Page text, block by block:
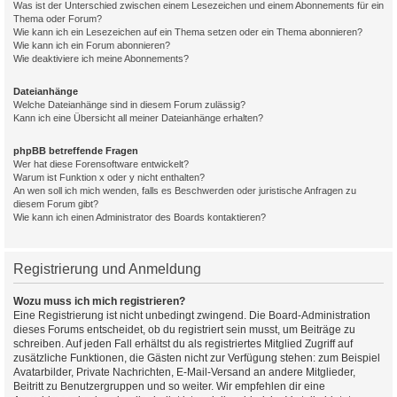
Was ist der Unterschied zwischen einem Lesezeichen und einem Abonnements für ein
Thema oder Forum?
Wie kann ich ein Lesezeichen auf ein Thema setzen oder ein Thema abonnieren?
Wie kann ich ein Forum abonnieren?
Wie deaktiviere ich meine Abonnements?
Dateianhänge
Welche Dateianhänge sind in diesem Forum zulässig?
Kann ich eine Übersicht all meiner Dateianhänge erhalten?
phpBB betreffende Fragen
Wer hat diese Forensoftware entwickelt?
Warum ist Funktion x oder y nicht enthalten?
An wen soll ich mich wenden, falls es Beschwerden oder juristische Anfragen zu
diesem Forum gibt?
Wie kann ich einen Administrator des Boards kontaktieren?
Registrierung und Anmeldung
Wozu muss ich mich registrieren?
Eine Registrierung ist nicht unbedingt zwingend. Die Board-Administration
dieses Forums entscheidet, ob du registriert sein musst, um Beiträge zu
schreiben. Auf jeden Fall erhältst du als registriertes Mitglied Zugriff auf
zusätzliche Funktionen, die Gästen nicht zur Verfügung stehen: zum Beispiel
Avatarbilder, Private Nachrichten, E-Mail-Versand an andere Mitglieder,
Beitritt zu Benutzergruppen und so weiter. Wir empfehlen dir eine